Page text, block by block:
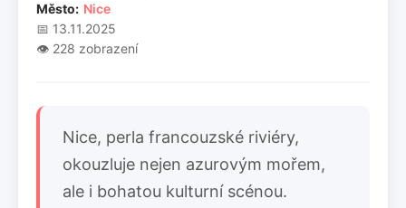
Město: Nice
📅 13.11.2025
👁️ 228 zobrazení
Nice, perla francouzské riviéry,
okouzluje nejen azurovým mořem,
ale i bohatou kulturní scénou.